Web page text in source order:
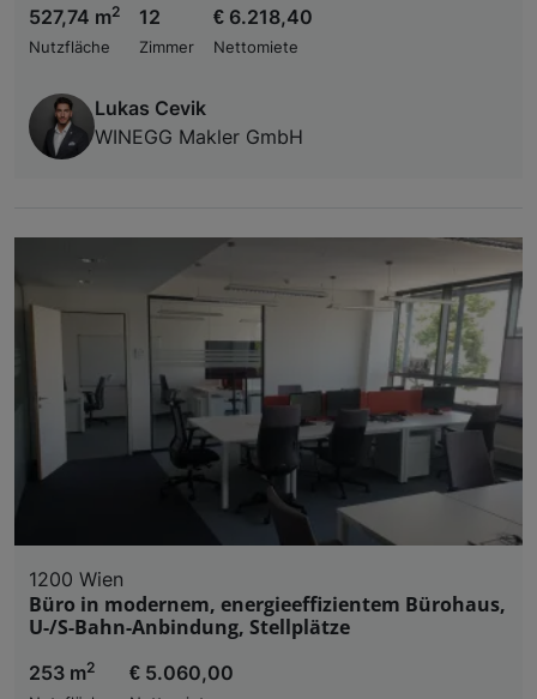
527,74 m2
Nutzfläche
12
Zimmer
€ 6.218,40
Nettomiete
Lukas Cevik
WINEGG Makler GmbH
1200 Wien
Büro in modernem, energieeffizientem Bürohaus,
U-/S-Bahn-Anbindung, Stellplätze
253 m2
€ 5.060,00